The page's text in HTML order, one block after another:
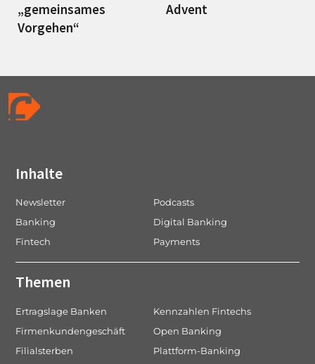
„gemeinsames
Vorgehen“
Advent
Inhalte
Newsletter
Podcasts
Banking
Digital Banking
Fintech
Payments
Themen
Ertragslage Banken
Kennzahlen Fintechs
Firmenkundengeschäft
Open Banking
Filialsterben
Plattform-Banking